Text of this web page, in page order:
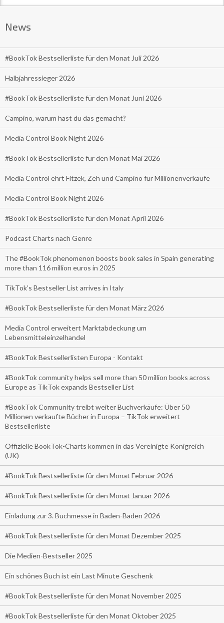
News
#BookTok Bestsellerliste für den Monat Juli 2026
Halbjahressieger 2026
#BookTok Bestsellerliste für den Monat Juni 2026
Campino, warum hast du das gemacht?
Media Control Book Night 2026
#BookTok Bestsellerliste für den Monat Mai 2026
Media Control ehrt Fitzek, Zeh und Campino für Millionenverkäufe
Media Control Book Night 2026
#BookTok Bestsellerliste für den Monat April 2026
Podcast Charts nach Genre
The #BookTok phenomenon boosts book sales in Spain generating
more than 116 million euros in 2025
TikTok’s Bestseller List arrives in Italy
#BookTok Bestsellerliste für den Monat März 2026
Media Control erweitert Marktabdeckung um
Lebensmitteleinzelhandel
#BookTok Bestsellerlisten Europa - Kontakt
#BookTok community helps sell more than 50 million books across
Europe as TikTok expands Bestseller List
#BookTok Community treibt weiter Buchverkäufe: Über 50
Millionen verkaufte Bücher in Europa – TikTok erweitert
Bestsellerliste
Offizielle BookTok-Charts kommen in das Vereinigte Königreich
(UK)
#BookTok Bestsellerliste für den Monat Februar 2026
#BookTok Bestsellerliste für den Monat Januar 2026
Einladung zur 3. Buchmesse in Baden-Baden 2026
#BookTok Bestsellerliste für den Monat Dezember 2025
Die Medien-Bestseller 2025
Ein schönes Buch ist ein Last Minute Geschenk
#BookTok Bestsellerliste für den Monat November 2025
#BookTok Bestsellerliste für den Monat Oktober 2025